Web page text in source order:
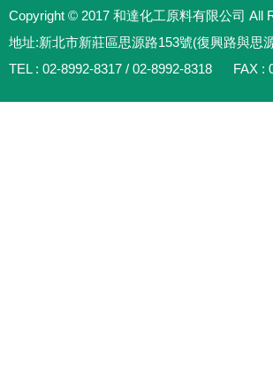
Copyright © 2017 和達化工原料有限公司 All
地址:新北市新莊區思源路153號(復興路與思
TEL : 02-8992-8317 / 02-8992-8318 FAX :